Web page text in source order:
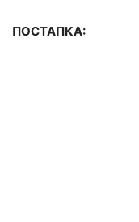
ПОСТАПКА: